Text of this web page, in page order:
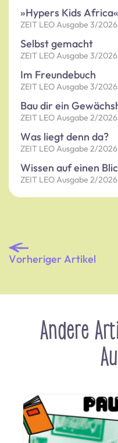
»Hypers Kids Africa«
ZEIT LEO Ausgabe 3/2026
Selbst gemacht
ZEIT LEO Ausgabe 3/2026
Im Freundebuch
ZEIT LEO Ausgabe 3/2026
Bau dir ein
ZEIT LEO Ausgabe 2/2026
Was liegt denn da?
ZEIT LEO Ausgabe 2/2026
Wissen auf einen
ZEIT LEO Ausgabe 2/2026
Vorheriger Artikel
Andere